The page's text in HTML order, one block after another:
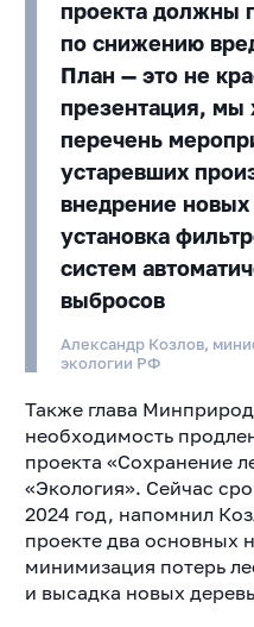
проекта должны
по снижению
План — это не
презентация,
перечень
устаревших
внедрение новых
установка
систем
выбросов
Александр Козлов,
экологии РФ
Также глава
необходимость
проекта «Сохранение
«Экология». Сейчас
2024 год, напомнил
проекте два основных
минимизация потерь
и высадка новых